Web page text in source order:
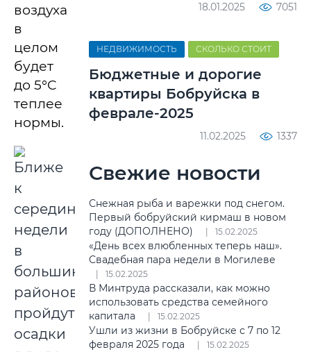
воздуха
в
целом
будет
до 5°C
теплее
нормы.
18.01.2025 7051
НЕДВИЖИМОСТЬ СКОЛЬКО СТОИТ
Бюджетные и дорогие
квартиры Бобруйска в
феврале-2025
11.02.2025 1337
Свежие новости
Снежная рыба и варежки под снегом.
Первый бобруйский кирмаш в новом
году (ДОПОЛНЕНО)
15.02.2025
«День всех влюбленных теперь наш».
Свадебная пара недели в Могилеве
15.02.2025
В Минтруда рассказали, как можно
использовать средства семейного
капитала
15.02.2025
Ушли из жизни в Бобруйске с 7 по 12
февраля 2025 года
15.02.2025